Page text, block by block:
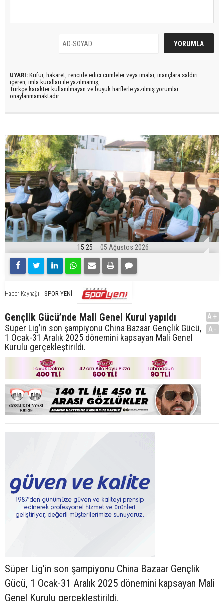
UYARI: Küfür, hakaret, rencide edici cümleler veya imalar, inançlara saldırı
içeren, imla kuralları ile yazılmamış,
Türkçe karakter kullanılmayan ve büyük harflerle yazılmış yorumlar
onaylanmamaktadır.
15:25 05 Ağustos 2026
Haber Kaynağı SPOR YENİ
Gençlik Gücü’nde Mali Genel Kurul yapıldı
Süper Lig’in son şampiyonu China Bazaar Gençlik Gücü,
1 Ocak-31 Aralık 2025 dönemini kapsayan Mali Genel
Kurulu gerçekleştirildi.
A+
A-
Süper Lig’in son şampiyonu China Bazaar Gençlik
Gücü, 1 Ocak-31 Aralık 2025 dönemini kapsayan Mali
Genel Kurulu gerçekleştirildi.